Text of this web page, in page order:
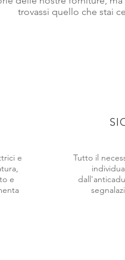
trovassi quello che stai
e
e
Tutto il